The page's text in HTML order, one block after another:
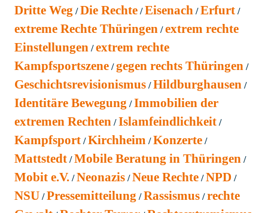
Dritte Weg Die Rechte Eisenach Erfurt
extreme Rechte Thüringen extrem rechte
Einstellungen extrem rechte
Kampfsportszene gegen rechts Thüringen
Geschichtsrevisionismus Hildburghausen
Identitäre Bewegung Immobilien der
extremen Rechten Islamfeindlichkeit
Kampfsport Kirchheim Konzerte
Mattstedt Mobile Beratung in Thüringen
Mobit e.V. Neonazis Neue Rechte NPD
NSU Pressemitteilung Rassismus rechte